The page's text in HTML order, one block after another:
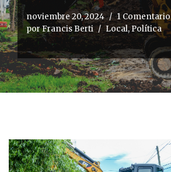
noviembre 20, 2024
1 Comentario
porFrancis Berti Local,Política